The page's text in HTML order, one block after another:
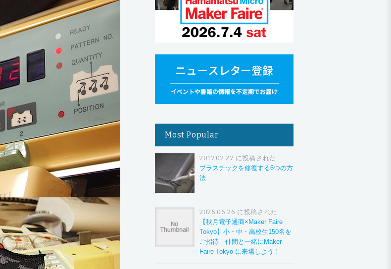
Most Popular
2017.02.27 に投稿された
プラスチックを修復する6つの方
法
2026.06.26 に投稿された
【秋月電子通商×Maker Faire
Tokyo】小・中・高校生150名を
ご招待｜仲間と一緒にMaker
Faire Tokyo に来場しよう！